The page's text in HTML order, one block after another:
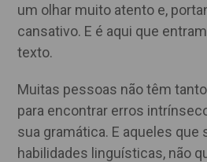
um olhar muito atento e,
cansativo. E é aqui que
texto.
Muitas pessoas não têm
para encontrar erros
sua gramática. E aqueles que
habilidades linguísticas, não